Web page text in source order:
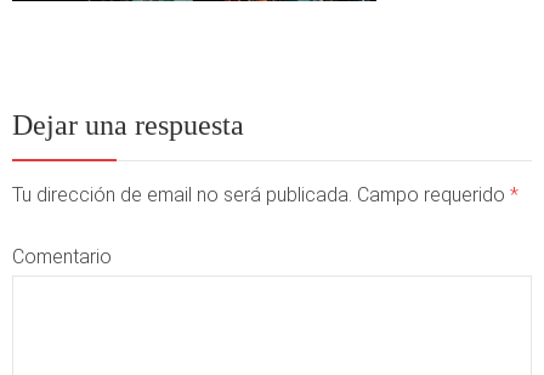
Dejar una respuesta
Tu dirección de email no será publicada. Campo requerido *
Comentario